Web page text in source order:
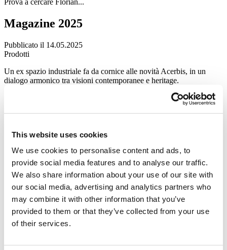
This website uses cookies
We use cookies to personalise content and ads, to
provide social media features and to analyse our traffic.
We also share information about your use of our site with
our social media, advertising and analytics partners who
may combine it with other information that you’ve
provided to them or that they’ve collected from your use
of their services.
Prova a cercare Florian...
Magazine 2025
Pubblicato il 14.05.2025
Prodotti
Un ex spazio industriale fa da cornice alle novità Acerbis, in un
dialogo armonico tra visioni contemporanee e heritage.
, riflette una
visione grafica in piena continuità con il progetto dello stand del
Salone del Mobile 2025, firmato dal duo creativoMeda–Quincoces.
La copertina metallica restituisce la silhouette delle novità di
anima del brand, attraverso nuovi progetti e proposte già presenti in
collezione, ora arricchite da nuove finiture.
Dalla collezione
Gigiona
Zagnoli eLe Cupoledi Francesco Meda e David Lopez Quincoces,
fino alla riedizione della storicaPalladi Claudio Salocchi.
Scarica il Magazine